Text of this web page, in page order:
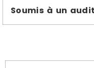
Soumis à un